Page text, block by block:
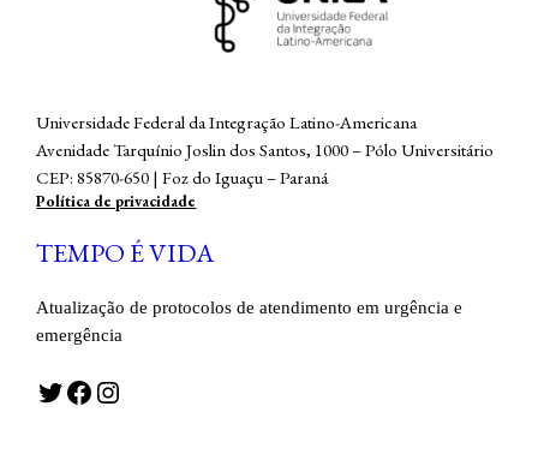
Universidade Federal da Integração Latino-Americana
Avenidade Tarquínio Joslin dos Santos, 1000 – Pólo Universitário
CEP: 85870-650 | Foz do Iguaçu – Paraná
Política de privacidade
TEMPO É VIDA
Atualização de protocolos de atendimento em urgência e
emergência
Twitter Facebook Instagram